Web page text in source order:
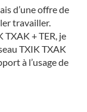
d’une offre de
travailler.
TXAK + TER, je
TXIK TXAK
à l’usage de